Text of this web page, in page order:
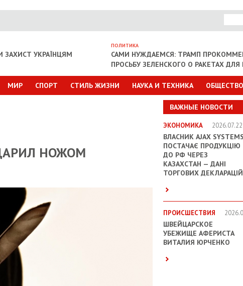
ЗАХИСТ УКРАЇНЦЯМ
ПОЛИТИКА
САМИ НУЖДАЕМСЯ: ТРАМП
ПРОСЬБУ ЗЕЛЕНСКОГО О РАКЕТАХ ДЛЯ
МИР СПОРТ СТИЛЬ ЖИЗНИ НАУКА И ТЕХНИКА ОБЩЕСТВО
ВАЖНЫЕ НОВОСТИ
ЭКОНОМИКА 2026.07.22
ВЛАСНИК AJAX SYSTEMS
ПОСТАЧАЄ ПРОДУКЦІЮ
ДО РФ ЧЕРЕЗ
КАЗАХСТАН — ДАНІ
ТОРГОВИХ ДЕКЛАРАЦІЙ
ПРОИСШЕСТВИЯ
ШВЕЙЦАРСКОЕ
УБЕЖИЩЕ АФЕРИСТА
ВИТАЛИЯ ЮРЧЕНКО
НОЖОМ